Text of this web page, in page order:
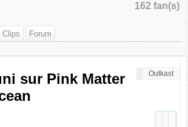
162 fan(s)
Clips Forum
Outkast
sur Pink Matter